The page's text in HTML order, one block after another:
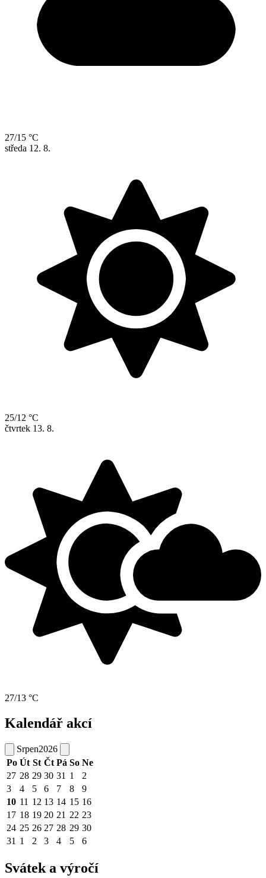
27/15 °C
středa 12. 8.
25/12 °C
čtvrtek 13. 8.
27/13 °C
Kalendář akcí
Srpen2026
Po Út St Čt Pá So Ne
27 28 29 30 31 1
2
3
4 5 6 7 8
9
10 11 12 13 14 15 16
17 18 19 20 21 22 23
24 25 26 27 28 29 30
31 1 2 3 4 5 6
Svátek a výročí